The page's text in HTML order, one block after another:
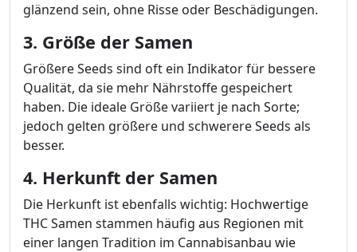
glänzend sein, ohne Risse oder Beschädigungen.
3. Größe der Samen
Größere Seeds sind oft ein Indikator für bessere
Qualität, da sie mehr Nährstoffe gespeichert
haben. Die ideale Größe variiert je nach Sorte;
jedoch gelten größere und schwerere Seeds als
besser.
4. Herkunft der Samen
Die Herkunft ist ebenfalls wichtig: Hochwertige
THC Samen stammen häufig aus Regionen mit
einer langen Tradition im Cannabisanbau wie